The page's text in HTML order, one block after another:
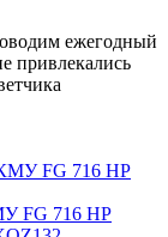
ежегодный
привлекались
FG 716 HP